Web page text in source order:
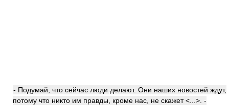
- Подумай, что сейчас люди делают. Они наших новостей ждут,
потому что никто им правды, кроме нас, не скажет <...>. -